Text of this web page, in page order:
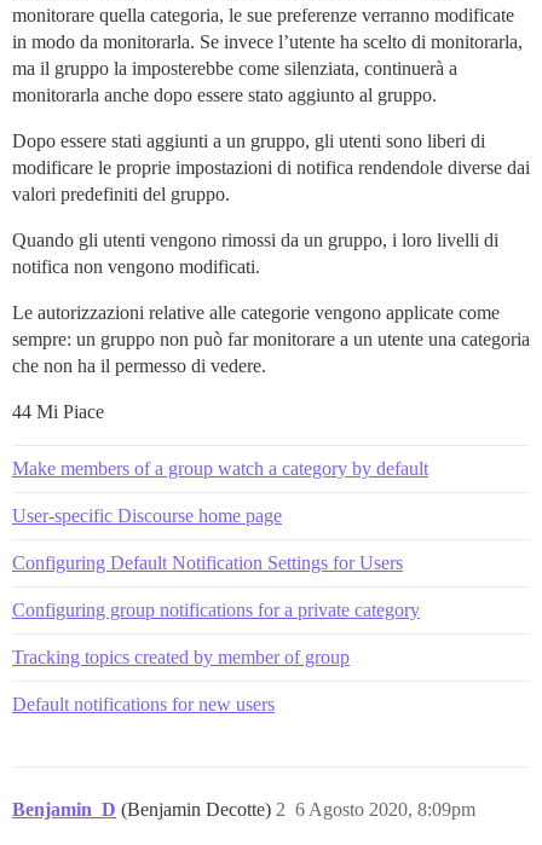
monitorare quella categoria, le sue preferenze verranno modificate
in modo da monitorarla. Se invece l’utente ha scelto di monitorarla,
ma il gruppo la imposterebbe come silenziata, continuerà a
monitorarla anche dopo essere stato aggiunto al gruppo.
Dopo essere stati aggiunti a un gruppo, gli utenti sono liberi di
modificare le proprie impostazioni di notifica rendendole diverse dai
valori predefiniti del gruppo.
Quando gli utenti vengono rimossi da un gruppo, i loro livelli di
notifica non vengono modificati.
Le autorizzazioni relative alle categorie vengono applicate come
sempre: un gruppo non può far monitorare a un utente una categoria
che non ha il permesso di vedere.
44 Mi Piace
Make members of a group watch a category by default
User-specific Discourse home page
Configuring Default Notification Settings for Users
Configuring group notifications for a private category
Tracking topics created by member of group
Default notifications for new users
Benjamin_D (Benjamin Decotte) 6 Agosto 2020, 8:09pm
2